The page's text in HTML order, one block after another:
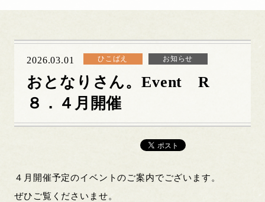
2026.03.01 ひこばえ お知らせ
おとなりさん。Event R
８．４月開催
４月開催予定のイベントのご案内でございます。
ぜひご覧くださいませ。